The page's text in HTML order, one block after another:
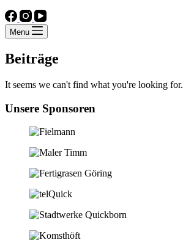
Menu
Beiträge
It seems we can't find what you're looking for.
Unsere Sponsoren